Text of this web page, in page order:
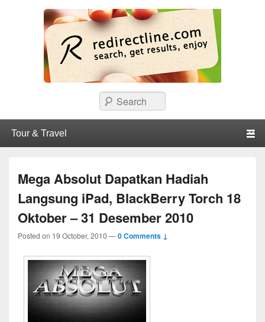
Surabaya.
Search
Mega Absolut Dapatkan Hadiah
Langsung iPad, BlackBerry Torch 18
Oktober – 31 Desember 2010
Posted on 19 October, 2010 —0 Comments ↓